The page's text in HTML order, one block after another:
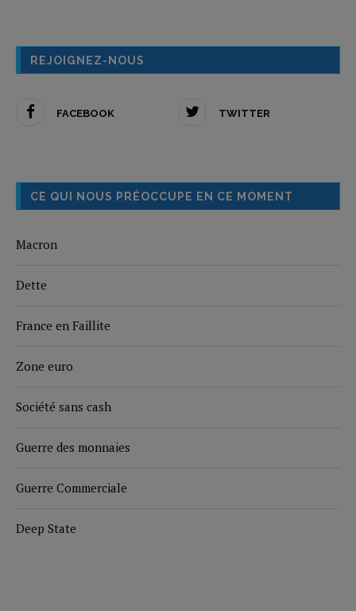
REJOIGNEZ-NOUS
FACEBOOK TWITTER
CE QUI NOUS PRÉOCCUPE EN CE MOMENT
Macron
Dette
France en Faillite
Zone euro
Société sans cash
Guerre des monnaies
Guerre Commerciale
Deep State